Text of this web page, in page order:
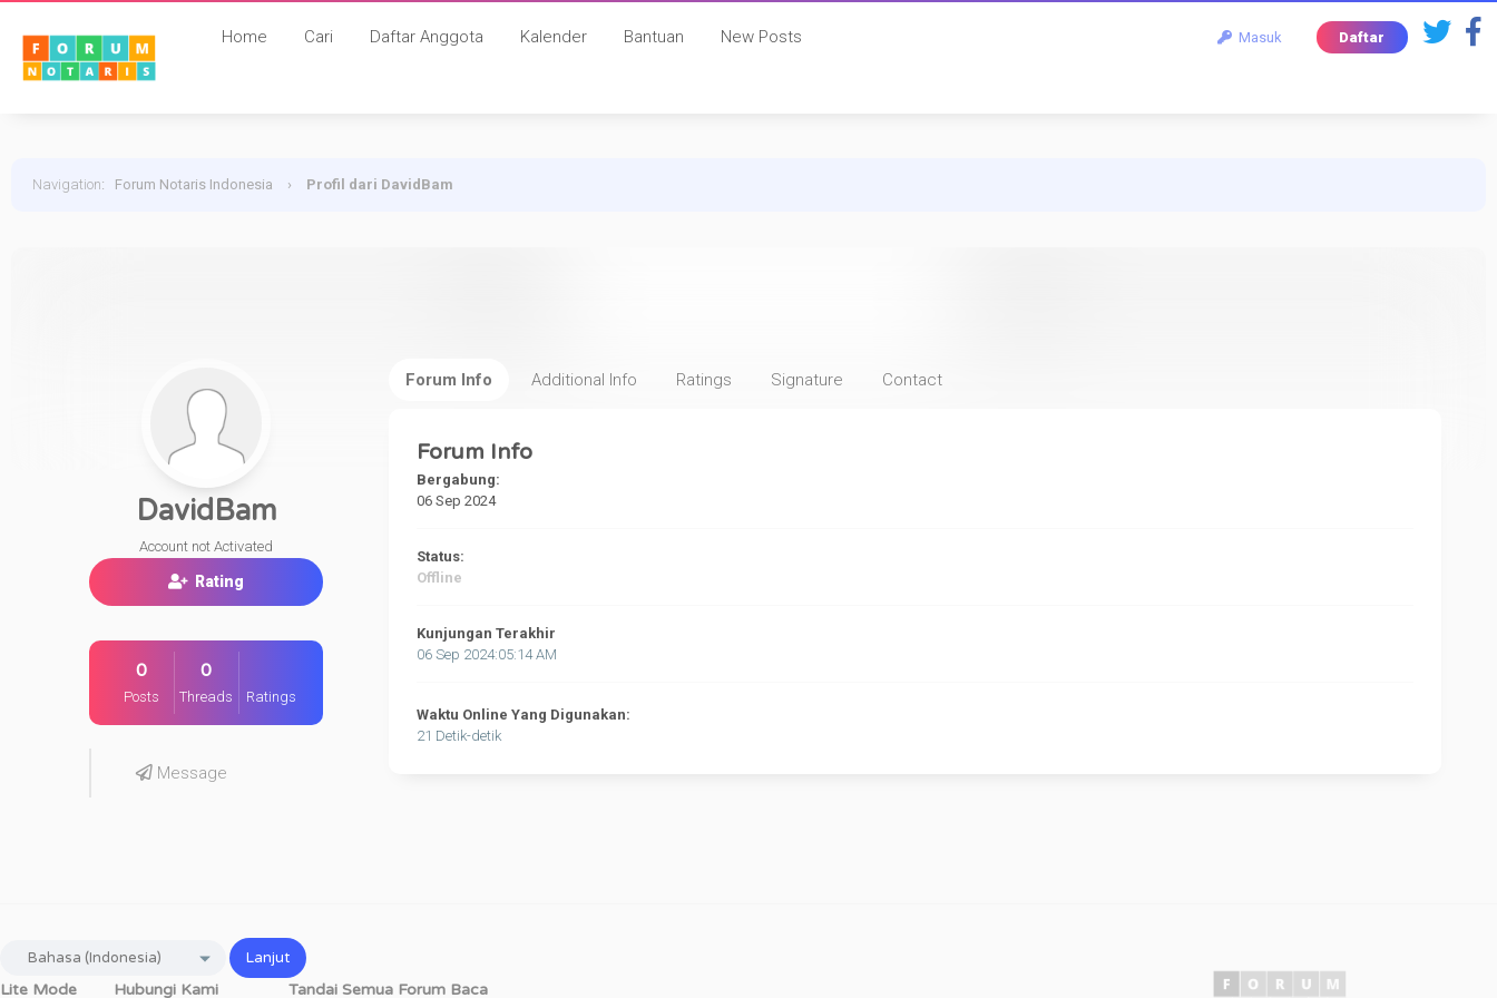
Masuk Daftar
Home Cari Daftar Anggota Kalender Bantuan New Posts
Navigation: Forum Notaris Indonesia › Profil dari DavidBam
DavidBam
Account not Activated
Rating
0
Posts
0
Threads Ratings
Message
Forum Info Additional Info Ratings Signature Contact
Forum Info
Bergabung:
06 Sep 2024
Status:
Offline
Kunjungan Terakhir
06 Sep 2024:05:14 AM
Waktu Online Yang Digunakan:
21 Detik-detik
Lite Mode Hubungi Kami Tandai Semua Forum Baca